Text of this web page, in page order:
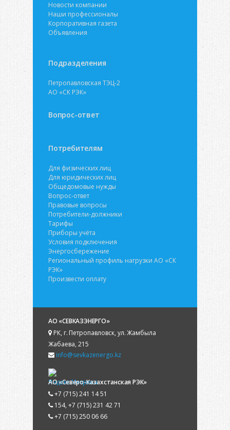
Новости компании
Наши профессионалы
Корпоративная газета
Объявления
Подразделения
Петропавловская ТЭЦ-2
АО «СК РЭК»
Вопрос-ответ
Потребителям
Для физических лиц
Для юридических лиц
Общедомовые нужды
Вопрос-ответ
Правовые вопросы
Потребители-должники
Тарифы
Приборы учёта
Условия подключения
Энергосбережение
Региональный профиль нагрузки АО «СК
РЭК»
Произвести оплату
АО «СЕВКАЗЭНЕРГО»
РК, г. Петропавловск, ул. Жамбыла
Жабаева, 215
info@sevkazenergo.kz
АО «Северо-Казахстанская РЭК»
+7 (715) 241 14 51
154, +7 (715) 231 42 71
+7 (715) 250 06 66